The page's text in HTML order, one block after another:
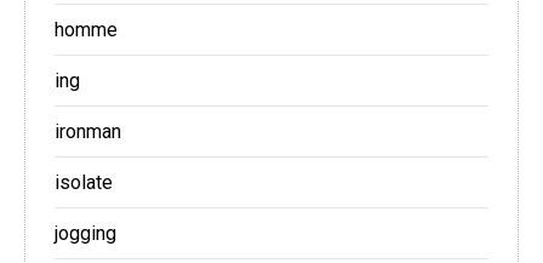
homme
ing
ironman
isolate
jogging